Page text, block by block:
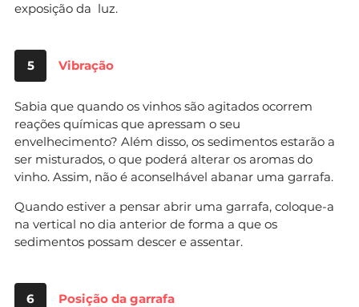
exposição da luz.
5 Vibração
Sabia que quando os vinhos são agitados ocorrem
reações químicas que apressam o seu
envelhecimento? Além disso, os sedimentos estarão a
ser misturados, o que poderá alterar os aromas do
vinho. Assim, não é aconselhável abanar uma garrafa.
Quando estiver a pensar abrir uma garrafa, coloque-a
na vertical no dia anterior de forma a que os
sedimentos possam descer e assentar.
6 Posição da garrafa